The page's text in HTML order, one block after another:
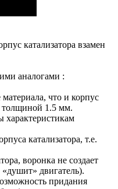
катализатора взамен
аналогами :
что и корпус
толщиной 1.5 мм.
катализатора, т.е.
воронка не создает
двигатель).
придания